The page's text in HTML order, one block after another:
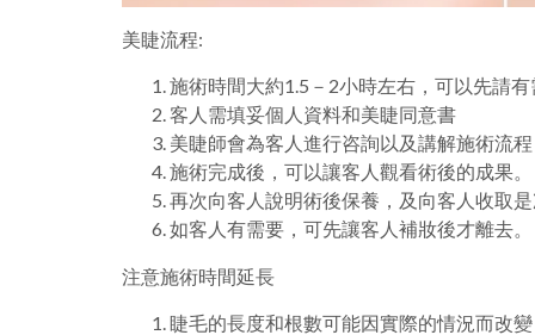
美睫流程:
施術時間大約1.5－2小時左右，可以先請
客人需填妥個人資料和美睫同意書
美睫師會為客人進行咨詢以及講解施術流
施術完成後，可以讓客人觀看術後的成果。
再次向客人說明術後保養，及向客人收取
如客人有需要，可先讓客人補妝後才離去。
注意施術時間延長
睫毛的長度和根數可能因實際的情況而改